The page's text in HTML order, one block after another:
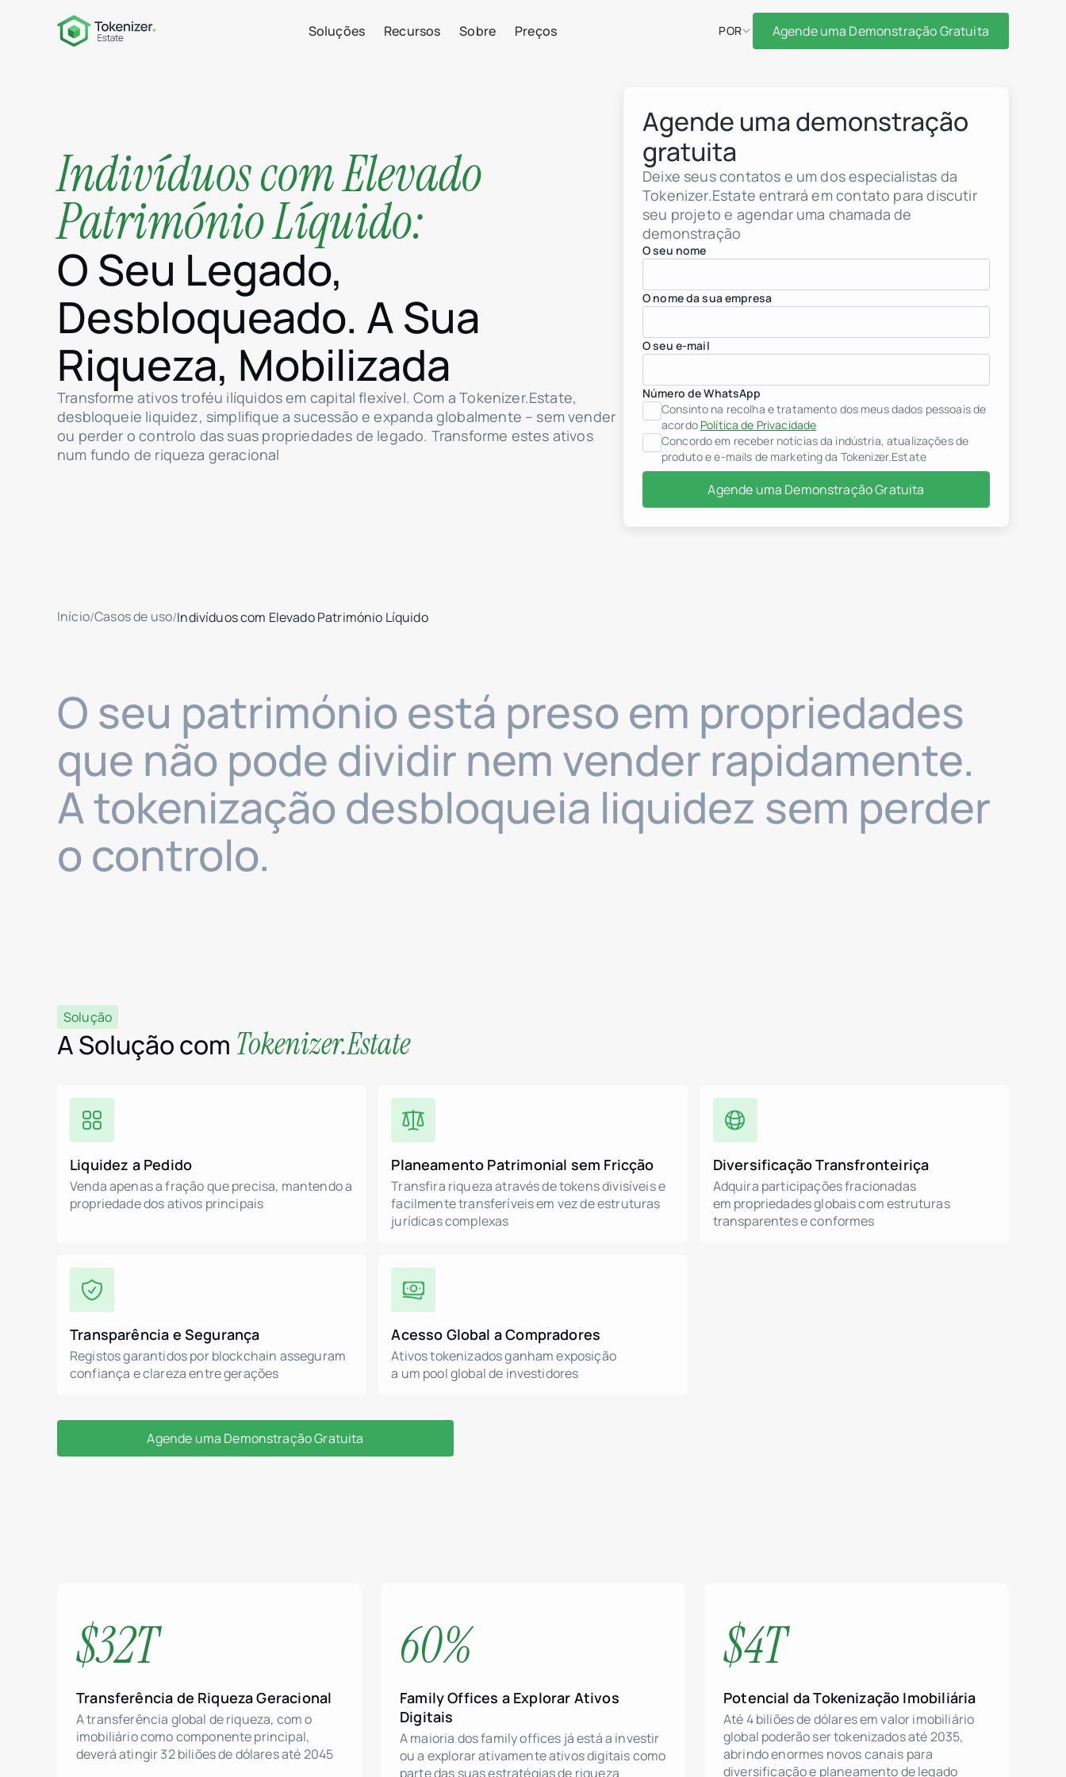
Soluções Recursos Sobre Preços POR Agende uma Demonstração Gratuita
Indivíduos com Elevado
Património Líquido:
O Seu Legado,
Desbloqueado. A Sua
Riqueza, Mobilizada
Transforme ativos troféu ilíquidos em capital flexível. Com a Tokenizer.Estate,
desbloqueie liquidez, simplifique a sucessão e expanda globalmente – sem vender
ou perder o controlo das suas propriedades de legado. Transforme estes ativos
num fundo de riqueza geracional
Agende uma demonstração
gratuita
Deixe seus contatos e um dos especialistas da
Tokenizer.Estate entrará em contato para discutir
seu projeto e agendar uma chamada de
demonstração
O seu nome
O nome da sua empresa
O seu e-mail
Número de WhatsApp
Consinto na recolha e tratamento dos meus dados pessoais de
acordo Política de Privacidade
Concordo em receber notícias da indústria, atualizações de
produto e e-mails de marketing da Tokenizer.Estate
Agende uma Demonstração Gratuita
Início/Casos de uso/Indivíduos com Elevado Património Líquido
O seu património está preso em propriedades
que não pode dividir nem vender rapidamente.
A tokenização desbloqueia liquidez sem perder
o controlo.
Solução
A Solução com Tokenizer.Estate
Liquidez a Pedido
Venda apenas a fração que precisa, mantendo a
propriedade dos ativos principais
Planeamento Patrimonial sem Fricção
Transfira riqueza através de tokens divisíveis e
facilmente transferíveis em vez de estruturas
jurídicas complexas
Diversificação Transfronteiriça
Adquira participações fracionadas
em propriedades globais com estruturas
transparentes e conformes
Transparência e Segurança
Registos garantidos por blockchain asseguram
confiança e clareza entre gerações
Acesso Global a Compradores
Ativos tokenizados ganham exposição
a um pool global de investidores
Agende uma Demonstração Gratuita
$32T
Transferência de Riqueza Geracional
A transferência global de riqueza, com o
imobiliário como componente principal,
deverá atingir 32 biliões de dólares até 2045
60%
Family Offices a Explorar Ativos
Digitais
A maioria dos family offices já está a investir
ou a explorar ativamente ativos digitais como
parte das suas estratégias de riqueza
$4T
Potencial da Tokenização Imobiliária
Até 4 biliões de dólares em valor imobiliário
global poderão ser tokenizados até 2035,
abrindo enormes novos canais para
diversificação e planeamento de legado
Tokenização de ativos imobiliários